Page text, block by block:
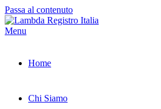
Passa al contenuto
Menu
Home
Chi Siamo